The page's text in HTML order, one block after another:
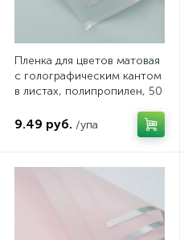
Пленка для цветов матовая
с голографическим кантом
в листах, полипропилен, 50
цвет пастельный зеленый,
9.49 руб. /упа